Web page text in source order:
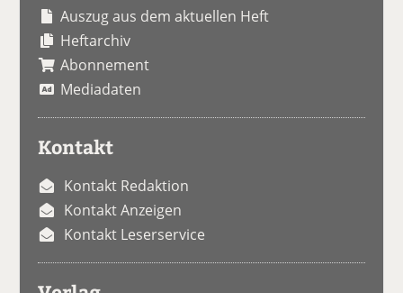
Auszug aus dem aktuellen Heft
Heftarchiv
Abonnement
Mediadaten
Kontakt
Kontakt Redaktion
Kontakt Anzeigen
Kontakt Leserservice